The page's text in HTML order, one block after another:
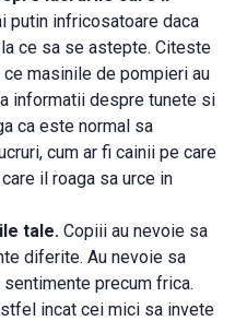
putin infricosatoare daca
ce sa se astepte. Citeste
masinile de pompieri au
informatii despre tunete si
ca este normal sa
cum ar fi cainii pe care
il roaga sa urce in
tale. Copiii au nevoie sa
diferite. Au nevoie sa
precum frica.
incat cei mici sa invete